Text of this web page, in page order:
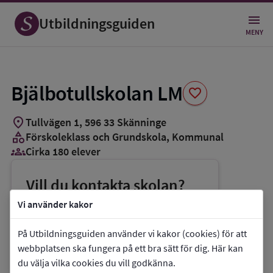
Vi använder kakor
På Utbildningsguiden använder vi kakor (cookies) för att
webbplatsen ska fungera på ett bra sätt för dig. Här kan
du välja vilka cookies du vill godkänna.
Utbildningsguiden MENY
Bjälbotullskolan LM favorite
Spara
som
favorit
location_onTullvägen 1, 596 33 Skänninge
categoryFörskoleklass och Grundskola, Kommunal
groups_3Cirka 180 elever
Vill du kontakta skolan?
phoneTelefon:0142-85825
E-post: bjalbotullskolan@mjolby.se
link Webbplats:Bjälbotullskolan LM